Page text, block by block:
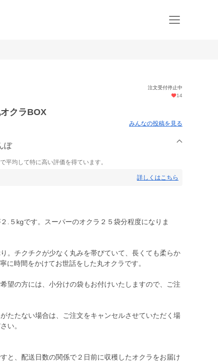
注文受付停止中
14
クラBOX
みんなの投稿を見る
ぼ
平均して特に高い評価を得ています。
詳しくはこちら
.５kgです。スーパーのオクラ２５袋分程度になりま
。チクチクが少なく丸みを帯びていて、長くても柔らか
に時間をかけてお世話をした丸オクラです。
望の方には、小分けの袋もお付けいたしますので、ご注
たたない場合は、ご注文をキャンセルさせていただく場
い。
と、配送日数の関係で２日前に収穫したオクラをお届け